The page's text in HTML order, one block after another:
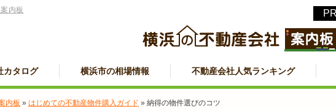
内板
カタログ 横浜市の相場情報 不動産会社人気ランキング
内板 » はじめての不動産物件購入ガイド » 納得の物件選びのコツ